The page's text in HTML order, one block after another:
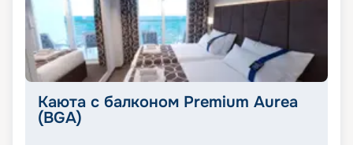
Каюта с балконом Premium Aurea
(BGA)